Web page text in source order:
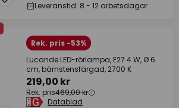
Leveranstid: 8 - 12 arbetsdagar
Rek. pris -53%
Lucande LED-rörlampa, E27 4 W, Ø 6
cm, bärnstensfärgad, 2700 K
219,00 kr
Rek. pris469,00 kr
Datablad